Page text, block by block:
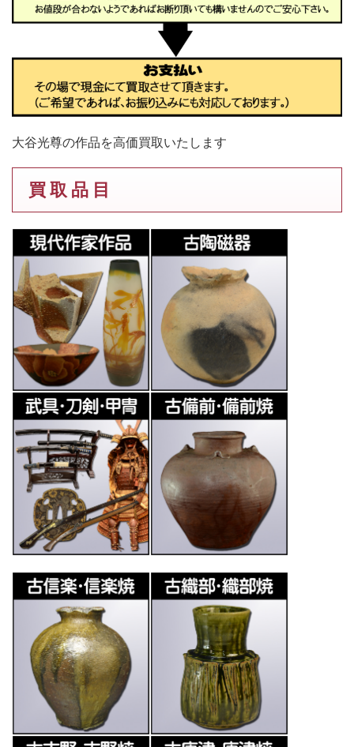
大谷光尊の作品を高価買取いたします
買 取 品 目